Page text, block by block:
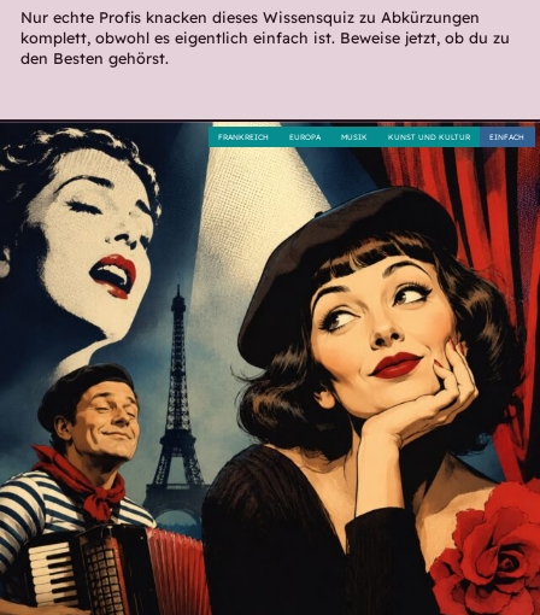
Nur echte Profis knacken dieses Wissensquiz zu Abkürzungen
komplett, obwohl es eigentlich einfach ist. Beweise jetzt, ob du zu
den Besten gehörst.
EINFACH
KUNST UND KULTUR
MUSIK
EUROPA
FRANKREICH